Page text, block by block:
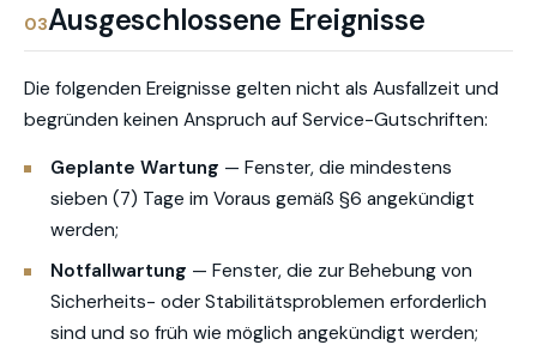
03Ausgeschlossene Ereignisse
Die folgenden Ereignisse gelten nicht als Ausfallzeit und
begründen keinen Anspruch auf Service-Gutschriften:
Geplante Wartung — Fenster, die mindestens
sieben (7) Tage im Voraus gemäß §6 angekündigt
werden;
Notfallwartung — Fenster, die zur Behebung von
Sicherheits- oder Stabilitätsproblemen erforderlich
sind und so früh wie möglich angekündigt werden;